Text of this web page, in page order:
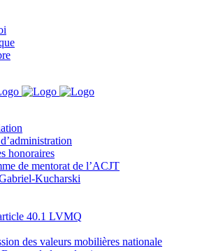
honoraires
de mentorat de l’ACJT
Kucharski
40.1 LVMQ
des valeurs mobilières nationale